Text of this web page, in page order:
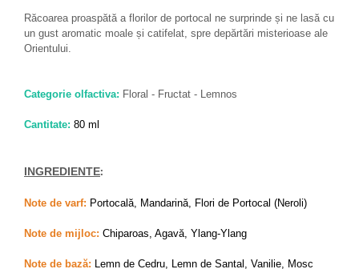
Răcoarea proaspătă a florilor de portocal ne surprinde și ne lasă cu
un gust aromatic moale și catifelat, spre depărtări misterioase ale
Orientului.
Categorie olfactiva: Floral - Fructat - Lemnos
Cantitate: 80 ml
INGREDIENTE:
Note de varf: Portocală, Mandarină, Flori de Portocal (Neroli)
Note de mijloc: Chiparoas, Agavă, Ylang-Ylang
Note de bază: Lemn de Cedru, Lemn de Santal, Vanilie, Mosc